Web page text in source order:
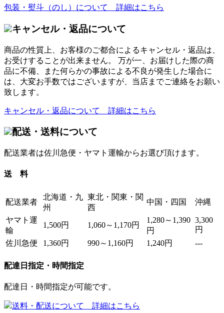
包装・熨斗（のし）について 詳細はこちら
キャンセル・返品について
商品の性質上、お客様のご都合によるキャンセル・返品は、
お受けすることが出来ません。 万が一、お届けした際の商
品に不備、また何らかの事故による不良が発生した場合に
は、大変お手数ではございますが、当店までご連絡をお願い
致します。
キャンセル・返品について 詳細はこちら
配送・送料について
配送業者は佐川急便・ヤマト運輸からお選び頂けます。
送 料
配送業者
北海道・九
州
東北・関東・関
西
中国・四国 沖縄
ヤマト運
輸
1,500円 1,060～1,170円
1,280～1,390
円
3,300
円
佐川急便
1,360円 990～1,160円 1,240円 ---
配達日指定・時間指定
配達日・時間指定が可能です。
送料・配送について 詳細はこちら